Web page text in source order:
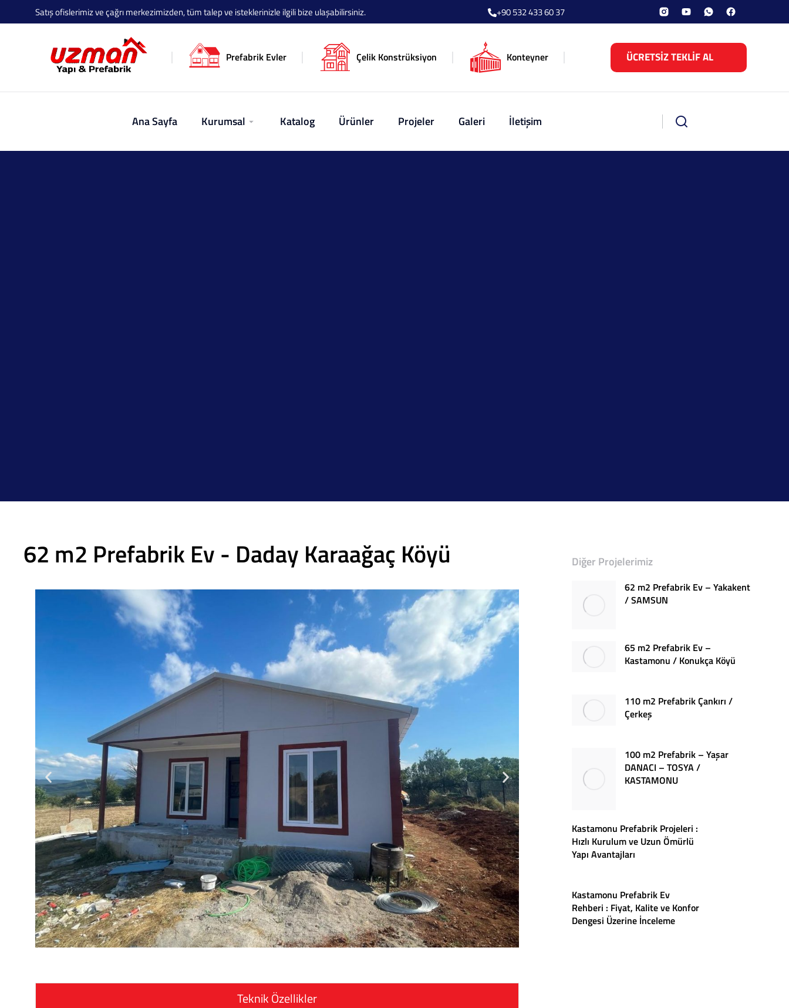
Satış ofislerimiz ve çağrı merkezimizden, tüm talep ve isteklerinizle ilgili bize ulaşabilirsiniz. +90 532 433 60 37
Prefabrik Evler Çelik Konstrüksiyon Konteyner ÜCRETSİZ TEKLİF AL
Ana Sayfa Kurumsal Katalog Ürünler Projeler Galeri İletişim
62 m2 Prefabrik Ev - Daday Karaağaç Köyü
Teknik Özellikler
Diğer Projelerimiz
62 m2 Prefabrik Ev – Yakakent
/ SAMSUN
65 m2 Prefabrik Ev –
Kastamonu / Konukça Köyü
110 m2 Prefabrik Çankırı /
Çerkeş
100 m2 Prefabrik – Yaşar
DANACI – TOSYA /
KASTAMONU
Kastamonu Prefabrik Projeleri :
Hızlı Kurulum ve Uzun Ömürlü
Yapı Avantajları
Kastamonu Prefabrik Ev
Rehberi : Fiyat, Kalite ve Konfor
Dengesi Üzerine İnceleme